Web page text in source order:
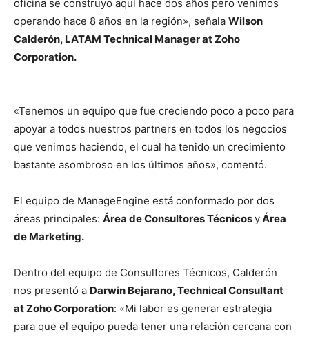
oficina se construyo aquí hace dos años pero venimos
operando hace 8 años en la región», señala Wilson
Calderón, LATAM Technical Manager at Zoho
Corporation.
ITseller On the
oficinas de
ManageEngine
en Colombia
«Tenemos un equipo que fue creciendo poco a poco para
apoyar a todos nuestros partners en todos los negocios
que venimos haciendo, el cual ha tenido un crecimiento
bastante asombroso en los últimos años», comentó.
El equipo de ManageEngine está conformado por dos
áreas principales: Área de Consultores TécnicosyÁrea
de Marketing.
Dentro del equipo de Consultores Técnicos, Calderón
nos presentó a Darwin Bejarano, Technical Consultant
at Zoho Corporation: «Mi labor es generar estrategia
para que el equipo pueda tener una relación cercana con